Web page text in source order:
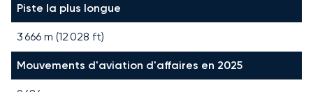
Piste la plus longue
3 666 m (12 028 ft)
Mouvements d'aviation d'affaires en 2025